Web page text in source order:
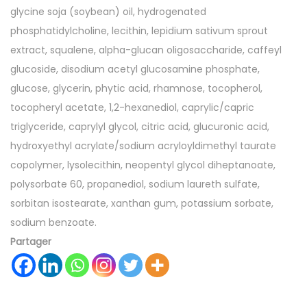
glycine soja (soybean) oil, hydrogenated
phosphatidylcholine, lecithin, lepidium sativum sprout
extract, squalene, alpha-glucan oligosaccharide, caffeyl
glucoside, disodium acetyl glucosamine phosphate,
glucose, glycerin, phytic acid, rhamnose, tocopherol,
tocopheryl acetate, 1,2-hexanediol, caprylic/capric
triglyceride, caprylyl glycol, citric acid, glucuronic acid,
hydroxyethyl acrylate/sodium acryloyldimethyl taurate
copolymer, lysolecithin, neopentyl glycol diheptanoate,
polysorbate 60, propanediol, sodium laureth sulfate,
sorbitan isostearate, xanthan gum, potassium sorbate,
sodium benzoate.
Partager